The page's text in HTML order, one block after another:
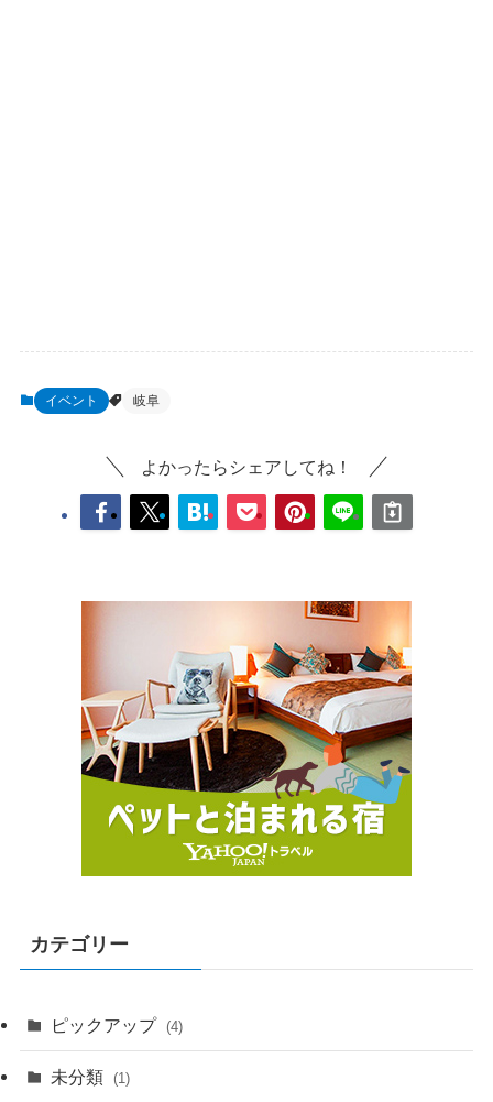
イベント 岐阜
よかったらシェアしてね！
カテゴリー
ピックアップ (4)
未分類 (1)